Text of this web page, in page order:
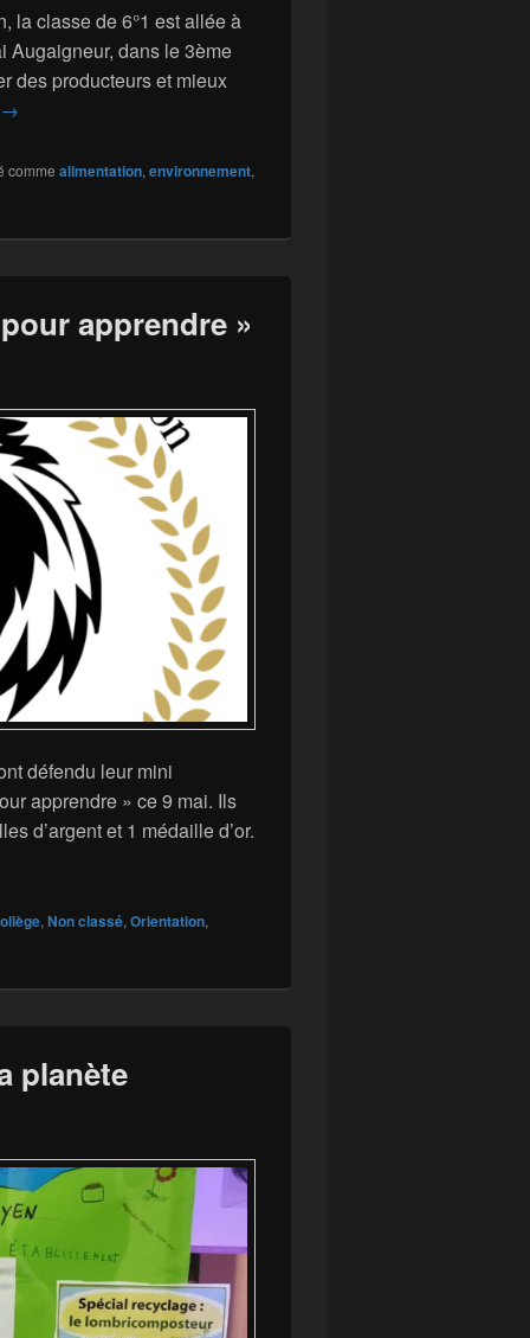
la classe de 6°1 est allée à
Augaigneur, dans le 3ème
des producteurs et mieux
Les 6°1 sortent au marché !
→
comme alimentation, environnement,
apprendre »
défendu leur mini
apprendre » ce 9 mai. Ils
d’argent et 1 médaille d’or.
, Non classé, Orientation,
planète